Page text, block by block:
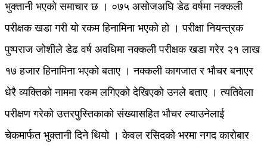
भुक्तानी भएको समाचार छ । ०७५ असोजअघि डेढ वर्षमा नक्कली
परीक्षक खडा गरी यो रकम हिनामिना भएको हो । परीक्षा नियन्त्रक
पुष्पराज जोशीले डेढ वर्ष अवधिमा नक्कली परीक्षक खडा गरेर २१ लाख
१७ हजार हिनामिना भएको बताए । नक्कली कागजात र भौचर बनाएर
धेरै व्यक्तिको नाममा रकम लगिएको देखिएको उनले बताए । त्यतिवेला
परीक्षण गरेको उत्तरपुस्तिकाको संख्यासहित भौचर ल्याउनेलाई
चेकमार्फत भुक्तानी दिने थियो । केवल रसिदको भरमा नगद कारोबार